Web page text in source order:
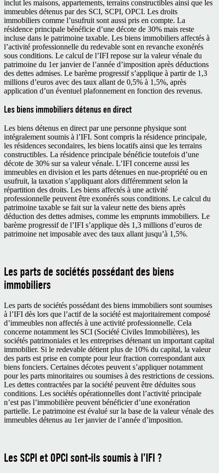
inclut les maisons, appartements, terrains constructibles ainsi que les
immeubles détenus par des SCI, SCPI, OPCI. Les droits
immobiliers comme l’usufruit sont aussi pris en compte. La
résidence principale bénéficie d’une décote de 30% mais reste
incluse dans le patrimoine taxable. Les biens immobiliers affectés à
l’activité professionnelle du redevable sont en revanche exonérés
sous conditions. Le calcul de l’IFI repose sur la valeur vénale du
patrimoine du 1erjanvier de l’année d’imposition après déductions
des dettes admises. Le barème progressif s’applique à partir de 1,3
millions d’euros avec des taux allant de 0,5% à 1,5%, après
application d’un éventuel plafonnement en fonction des revenus.
Les biens immobiliers détenus en direct
Les biens détenus en direct par une personne physique sont
intégralement soumis à l’IFI. Sont compris la résidence principale,
les résidences secondaires, les biens locatifs ainsi que les terrains
constructibles. La résidence principale bénéficie toutefois d’une
décote de 30% sur sa valeur vénale. L’IFI concerne aussi les
immeubles en division et les parts détenues en nue-propriété ou en
usufruit, la taxation s’appliquant alors différemment selon la
répartition des droits. Les biens affectés à une activité
professionnelle peuvent être exonérés sous conditions. Le calcul du
patrimoine taxable se fait sur la valeur nette des biens après
déduction des dettes admises, comme les emprunts immobiliers. Le
barème progressif de l’IFI s’applique dès 1,3 millions d’euros de
patrimoine net imposable avec des taux allant jusqu’à 1,5%.
Les parts de sociétés possédant des biens
immobiliers
Les parts de sociétés possédant des biens immobiliers sont soumises
à l’IFI dès lors que l’actif de la société est majoritairement composé
d’immeubles non affectés à une activité professionnelle. Cela
concerne notamment les SCI (Société Civiles Immobilières), les
sociétés patrimoniales et les entreprises détenant un important capital
immobilier. Si le redevable détient plus de 10% du capital, la valeur
des parts est prise en compte pour leur fraction correspondant aux
biens fonciers. Certaines décotes peuvent s’appliquer notamment
pour les parts minoritaires ou soumises à des restrictions de cessions.
Les dettes contractées par la société peuvent être déduites sous
conditions. Les sociétés opérationnelles dont l’activité principale
n’est pas l’immobilière peuvent bénéficier d’une exonération
partielle. Le patrimoine est évalué sur la base de la valeur vénale des
immeubles détenus au 1erjanvier de l’année d’imposition.
Les SCPI et OPCI sont-ils soumis à l’IFI ?